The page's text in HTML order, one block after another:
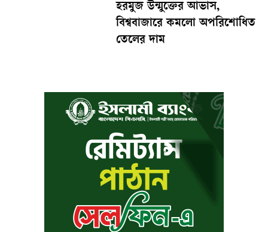
হরমুজ উন্মুক্তের আভাস,
বিশ্ববাজারে কমলো অপরিশোধিত
তেলের দাম